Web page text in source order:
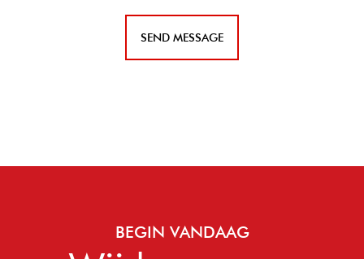
BEGIN VANDAAG